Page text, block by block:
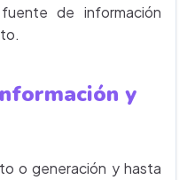
de información
y
o generación y hasta